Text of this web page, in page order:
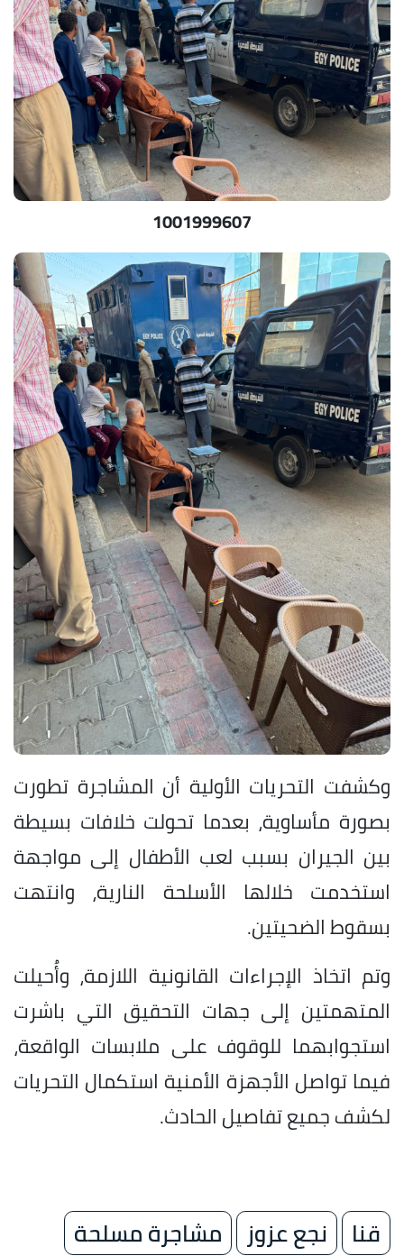
1001999607
وكشفت التحريات الأولية أن المشاجرة تطورت
بصورة مأساوية، بعدما تحولت خلافات بسيطة
بين الجيران بسبب لعب الأطفال إلى مواجهة
استخدمت خلالها الأسلحة النارية، وانتهت
بسقوط الضحيتين.
وتم اتخاذ الإجراءات القانونية اللازمة، وأُحيلت
المتهمتين إلى جهات التحقيق التي باشرت
استجوابهما للوقوف على ملابسات الواقعة،
فيما تواصل الأجهزة الأمنية استكمال التحريات
لكشف جميع تفاصيل الحادث.
قنا نجع عزوز
مشاجرة مسلحة